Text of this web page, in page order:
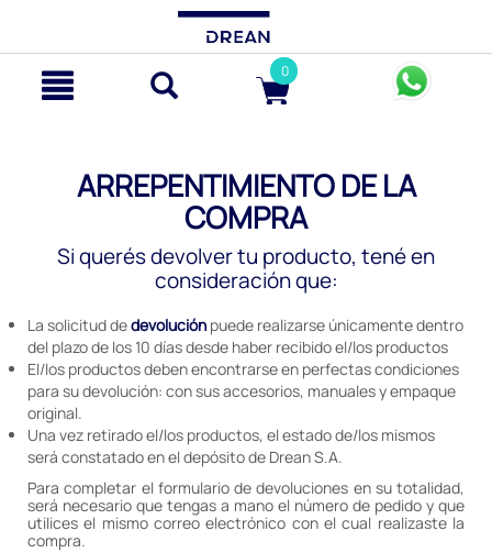
0
ARREPENTIMIENTO DE LA
COMPRA
Si querés devolver tu producto, tené en
consideración que:
La solicitud dedevolución puede realizarse únicamente dentro
del plazo de los 10 días desde haber recibido el/los productos
El/los productos deben encontrarse en perfectas condiciones
para su devolución: con sus accesorios, manuales y empaque
original.
Una vez retirado el/los productos, el estado de/los mismos
será constatado en el depósito de Drean S.A.
Para completar el formulario de devoluciones en su totalidad,
será necesario que tengas a mano el número de pedido y que
utilices el mismo correo electrónico con el cual realizaste la
compra.